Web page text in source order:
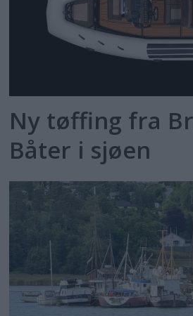
Ny tøffing fra
Båter i sjøen